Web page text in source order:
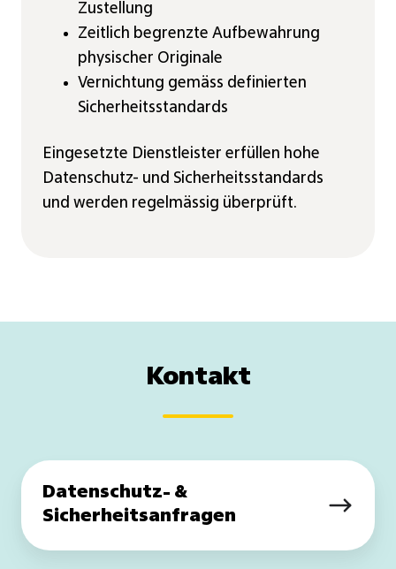
Zustellung
Zeitlich begrenzte Aufbewahrung
physischer Originale
Vernichtung gemäss definierten
Sicherheitsstandards
Eingesetzte Dienstleister erfüllen hohe
Datenschutz- und Sicherheitsstandards
und werden regelmässig überprüft.
Kontakt
Datenschutz- &
Sicherheitsanfragen
Datenschutz-
Sicherheitsanfragen